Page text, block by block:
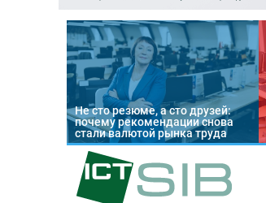
Не сто резюме, а сто друзей:
почему рекомендации снова
стали валютой рынка труда